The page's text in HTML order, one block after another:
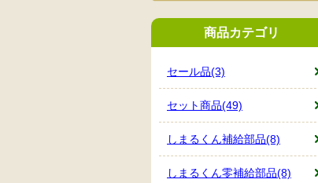
商品カテゴリ
セール品(3)
セット商品(49)
しまるくん補給部品(8)
しまるくん零補給部品(8)